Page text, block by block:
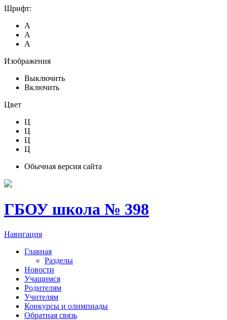
Шрифт:
А
А
А
Изображения
Выключить
Включить
Цвет
Ц
Ц
Ц
Ц
Обычная версия сайта
ГБОУ школа № 398
Навигация
Главная
Разделы
Новости
Учащимся
Родителям
Учителям
Конкурсы и олимпиады
Обратная связь